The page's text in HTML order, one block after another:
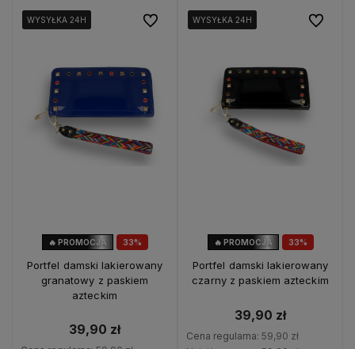
33%
🔥 PROMOCJA
WYSYŁKA 24H
WYSYŁKA 24H
WYSYŁKA 24H
WYSYŁKA 24H
Portfel damski lakierowany
granatowy z paskiem
azteckim
39,90 zł
Do ulubionych
33%
🔥 PROMOCJA
WYSYŁKA 24H
WYSYŁKA 24H
WYSYŁKA 24H
WYSYŁKA 24H
Portfel damski lakierowany
czarny z paskiem azteckim
39,90 zł
Cena regularna: 59,90 zł
Do